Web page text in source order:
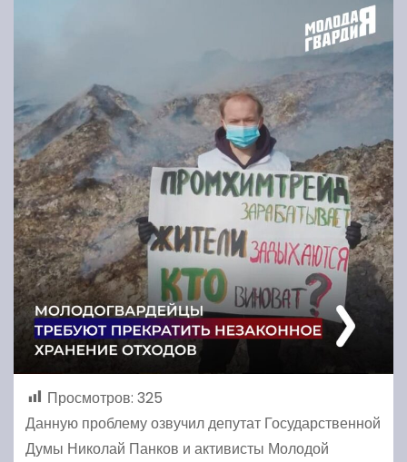
Просмотров: 325
Данную проблему озвучил депутат Государственной
Думы Николай Панков и активисты Молодой